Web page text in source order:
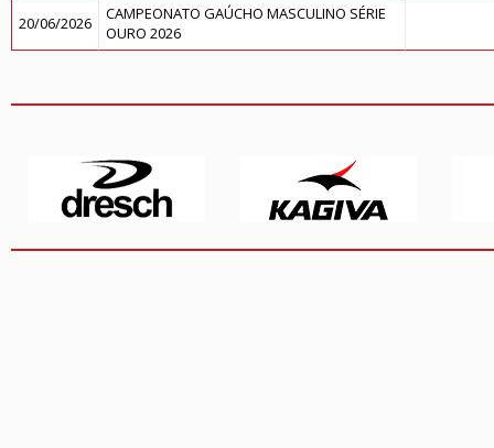
20/06/2026
CAMPEONATO GAÚCHO MASCULINO SÉRIE
OURO 2026